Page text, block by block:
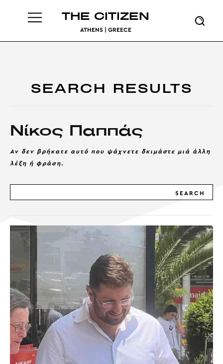
THE CITIZEN
ATHENS | GREECE
SEARCH RESULTS
Νίκος Παππάς
Αν δεν βρήκατε αυτό που ψάχνετε δκιμάστε μιά άλλη
λέξη ή φράση.
SEARCH